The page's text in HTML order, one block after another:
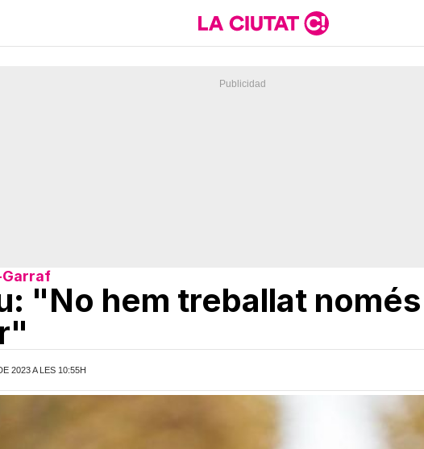
Garraf
"No hem treballat
2023 A LES 10:55H